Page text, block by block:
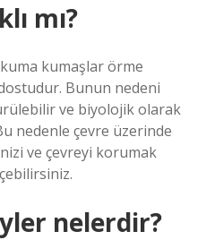
mı?
kumaşlar örme
Bunun nedeni
ve biyolojik olarak
nedenle çevre üzerinde
ve çevreyi korumak
nelerdir?